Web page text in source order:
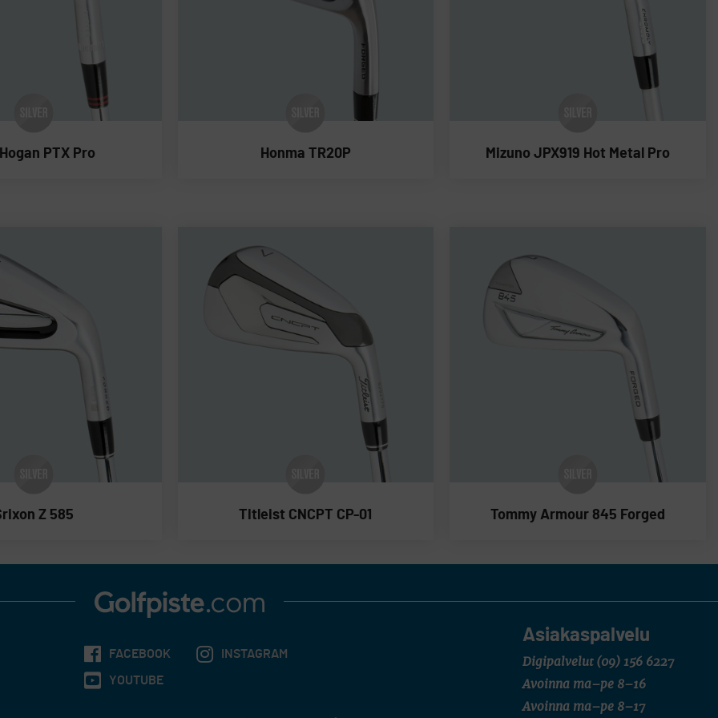
PTX Pro Honma TR20P Mizuno JPX919 Hot Metal Pro
Z 585 Titleist CNCPT CP-01 Tommy Armour 845 Forged
Asiakaspalvelu
Digipalvelut (09) 156 6227
Avoinna ma–pe 8–16
Avoinna ma–pe 8–17
FACEBOOK INSTAGRAM
YOUTUBE